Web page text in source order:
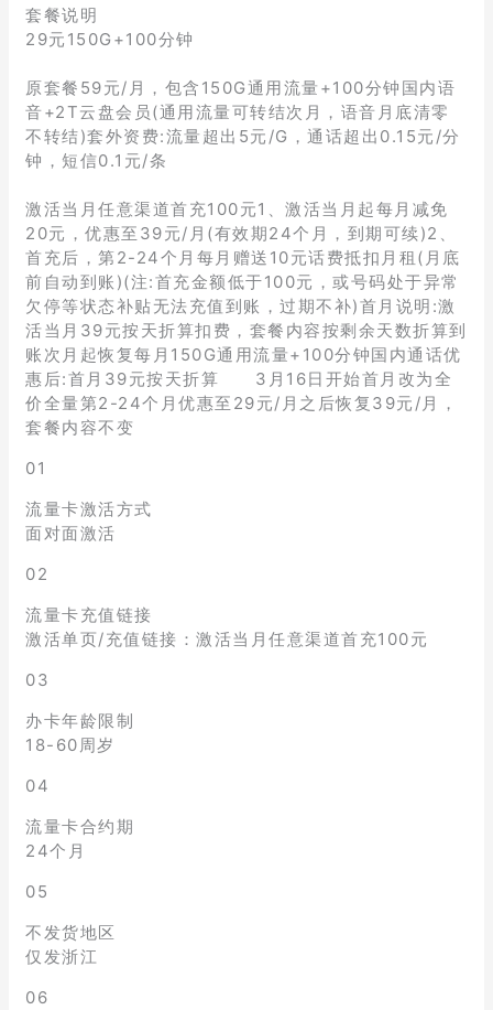
套餐说明
29元150G+100分钟
原套餐59元/月，包含150G通用流量+100分钟国内语
音+2T云盘会员(通用流量可转结次月，语音月底清零
不转结)套外资费:流量超出5元/G，通话超出0.15元/分
钟，短信0.1元/条
激活当月任意渠道首充100元1、激活当月起每月减免
20元，优惠至39元/月(有效期24个月，到期可续)2、
首充后，第2-24个月每月赠送10元话费抵扣月租(月底
前自动到账)(注:首充金额低于100元，或号码处于异常
欠停等状态补贴无法充值到账，过期不补)首月说明:激
活当月39元按天折算扣费，套餐内容按剩余天数折算到
账次月起恢复每月150G通用流量+100分钟国内通话优
惠后:首月39元按天折算 3月16日开始首月改为全
价全量第2-24个月优惠至29元/月之后恢复39元/月，
套餐内容不变
01
流量卡激活方式
面对面激活
02
流量卡充值链接
激活单页/充值链接：激活当月任意渠道首充100元
03
办卡年龄限制
18-60周岁
04
流量卡合约期
24个月
05
不发货地区
仅发浙江
06